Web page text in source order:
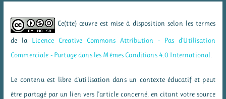
Ce(tte) œuvre est mise à disposition selon les termes
de la Licence Creative Commons Attribution - Pas d’Utilisation
Commerciale - Partage dans les Mêmes Conditions 4.0 International.
Le contenu est libre d'utilisation dans un contexte éducatif et peut
être partagé par un lien vers l'article concerné, en citant votre source